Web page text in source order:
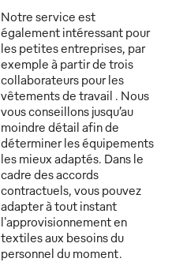
Notre service est
également intéressant pour
les petites entreprises, par
exemple à partir de trois
collaborateurs pour les
vêtements de travail . Nous
vous conseillons jusqu’au
moindre détail afin de
déterminer les équipements
les mieux adaptés. Dans le
cadre des accords
contractuels, vous pouvez
adapter à tout instant
l'approvisionnement en
textiles aux besoins du
personnel du moment.